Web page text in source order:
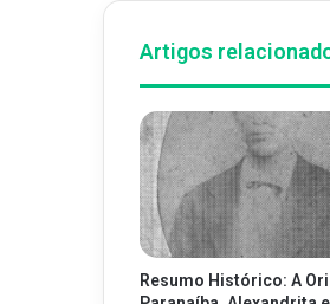
Artigos
Resumo Histórico: A